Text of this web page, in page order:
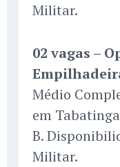
Militar.
02 vagas –
Médio
em
B.
Militar.